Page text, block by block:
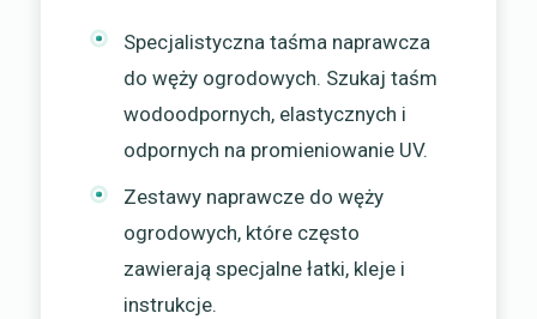
Specjalistyczna taśma naprawcza
do węży ogrodowych. Szukaj taśm
wodoodpornych, elastycznych i
odpornych na promieniowanie UV.
Zestawy naprawcze do węży
ogrodowych, które często
zawierają specjalne łatki, kleje i
instrukcje.